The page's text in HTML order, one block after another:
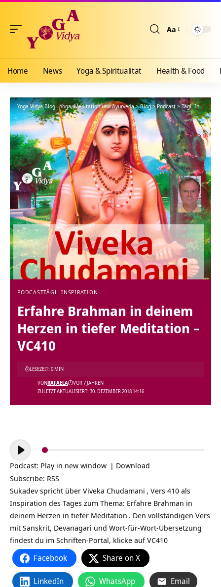
Aa
Home News Yoga & Spiritualität Health & Food
Yoga Vidya Blog - Yoga, Meditation und Ayurveda>Blog>Podcast>Tägl. Inspiration
PODCASTTÄGL. INSPIRATION
Erfahre Brahman in deinem
Herzen in tiefer Meditation –
VC410
ZULETZT AKTUALISIERT: 30. DEZEMBER 2018 14:16
VONRAFAELA VOR 7 JAHREN
LESEZEIT: 0 MIN
Audio-
Player
Podcast: Play in new window | Download
Subscribe: RSS
Sukadev spricht über Viveka Chudamani , Vers 410 als
Inspiration des Tages zum Thema: Erfahre Brahman in
deinem Herzen in tiefer Meditation . Den vollständigen Vers
mit Sanskrit, Devanagari und Wort-für-Wort-Übersetzung
findest du im Schriften-Portal, klicke aufVC410
Facebook Share on X
LinkedIn WhatsApp Email